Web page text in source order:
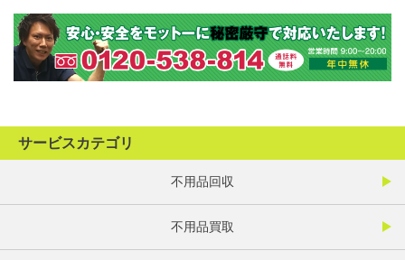
サービスカテゴリ
不用品回収
不用品買取